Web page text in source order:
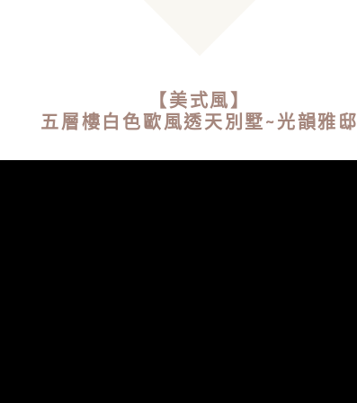
【美式風】
五層樓白色歐風透天別墅~光韻雅邸